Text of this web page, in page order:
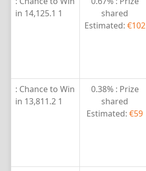
shared
Estimated: €102
1 in 14,125.1
Prize :
0.38%
shared
Estimated: €59
Chance to Win :
1 in 13,811.2